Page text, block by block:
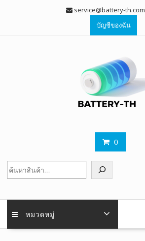
service@battery-th.com
บัญชีของฉัน
0
หมวดหมู่